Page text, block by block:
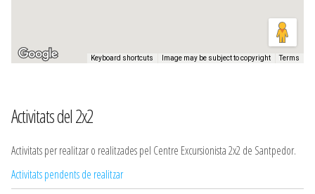
Keyboard shortcuts Image may be subject to copyright Terms
Activitats del 2x2
Activitats per realitzar o realitzades pel Centre Excursionista 2x2 de Santpedor.
Activitats pendents de realitzar